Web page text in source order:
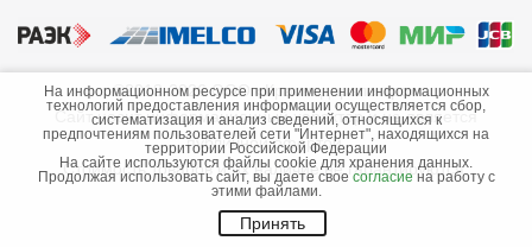
©2013-2026 ООО «Краснодарэлектро»
Сайт носит информационный характер и не является
публичной офертой.
Стоимость товаров и их наличие не гарантируются.
На информационном ресурсе при применении информационных
технологий предоставления информации осуществляется сбор,
систематизация и анализ сведений, относящихся к
предпочтениям пользователей сети "Интернет", находящихся на
территории Российской Федерации
На сайте используются файлы cookie для хранения данных.
Продолжая использовать сайт, вы даете свое согласие на работу с
этими файлами.
Принять